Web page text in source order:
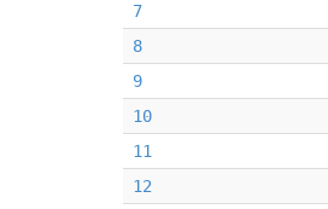
7
8
9
10
11
12